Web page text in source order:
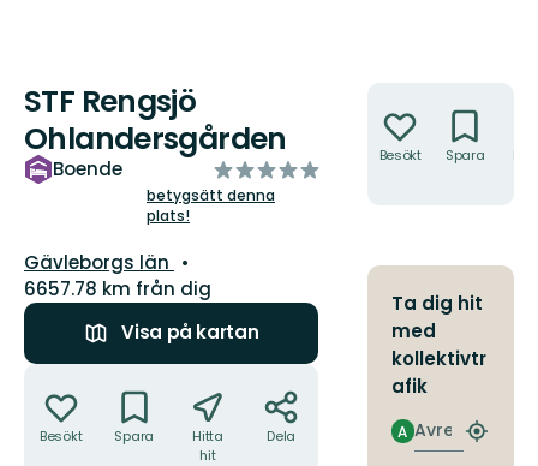
STF Rengsjö
Ohlandersgården
Boende
av
5
betygsätt denna
plats!
Län:
Gävleborgs län
6657.78 km från dig
Visa på kartan
Besökt Spara
Hitta
hit
Dela
Besökt Spara
Ta dig hit
med
kollektivtr
afik
Avresa
A
Hitta